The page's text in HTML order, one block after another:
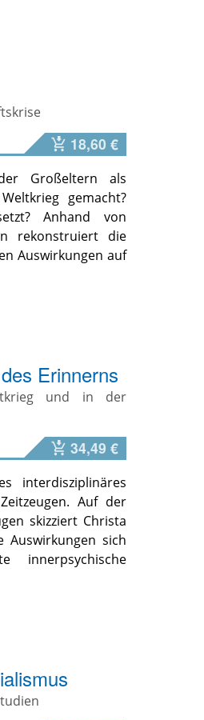
18,60 €
Großeltern als
gemacht?
Anhand von
rekonstruiert die
Auswirkungen auf
Erinnerns
und in der
34,49 €
interdisziplinäres
Auf der
skizziert Christa
Auswirkungen sich